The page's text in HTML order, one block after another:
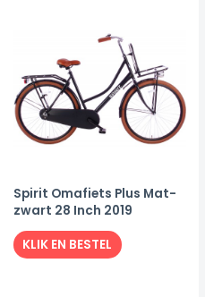
Spirit Omafiets Plus Mat-
zwart 28 Inch 2019
KLIK EN BESTEL